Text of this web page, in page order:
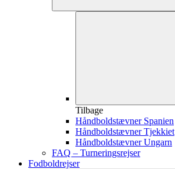
Tilbage
Håndboldstævner Spanien
Håndboldstævner Tjekkiet
Håndboldstævner Ungarn
FAQ – Turneringsrejser
Fodboldrejser